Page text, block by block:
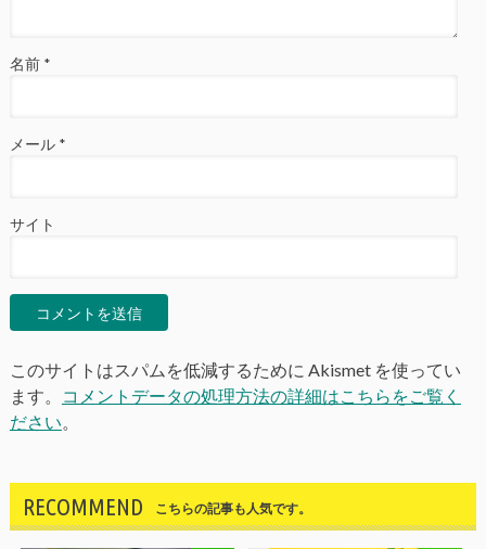
名前 *
メール *
サイト
このサイトはスパムを低減するために Akismet を使ってい
ます。
コメントデータの処理方法の詳細はこちらをご覧く
ださい。
RECOMMEND こちらの記事も人気です。